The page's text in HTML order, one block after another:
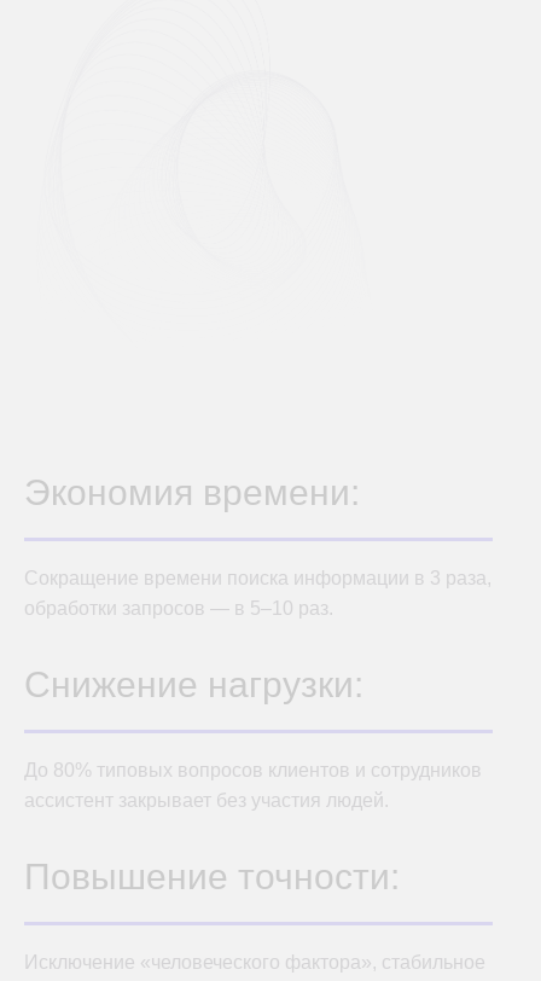
Экономия времени:
Сокращение времени поиска информации в 3 раза,
обработки запросов — в 5–10 раз.
Снижение нагрузки:
До 80% типовых вопросов клиентов и сотрудников
ассистент закрывает без участия людей.
Повышение точности:
Исключение «человеческого фактора», стабильное